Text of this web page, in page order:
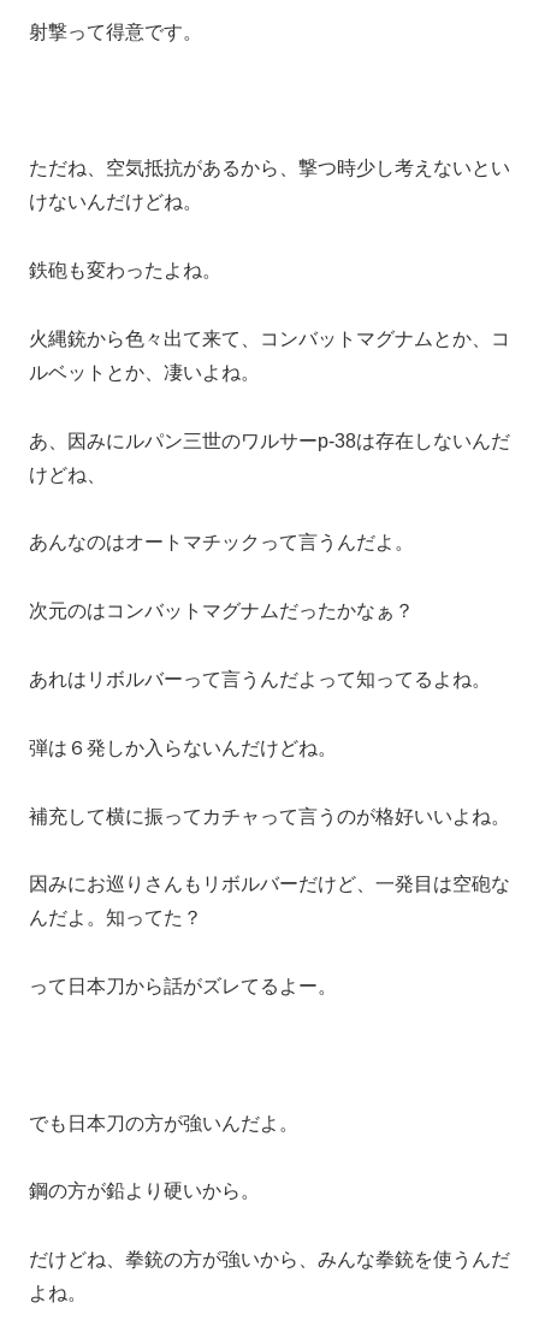
射撃って得意です。
ただね、空気抵抗があるから、撃つ時少し考えないとい
けないんだけどね。
鉄砲も変わったよね。
火縄銃から色々出て来て、コンバットマグナムとか、コ
ルベットとか、凄いよね。
あ、因みにルパン三世のワルサーp-38は存在しないんだ
けどね、
あんなのはオートマチックって言うんだよ。
次元のはコンバットマグナムだったかなぁ？
あれはリボルバーって言うんだよって知ってるよね。
弾は６発しか入らないんだけどね。
補充して横に振ってカチャって言うのが格好いいよね。
因みにお巡りさんもリボルバーだけど、一発目は空砲な
んだよ。知ってた？
って日本刀から話がズレてるよー。
でも日本刀の方が強いんだよ。
鋼の方が鉛より硬いから。
だけどね、拳銃の方が強いから、みんな拳銃を使うんだ
よね。